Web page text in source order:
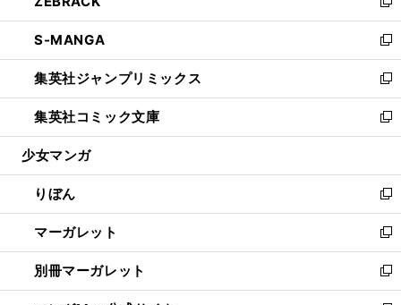
開
く
ウ
で
開
く
ィ
ン
ド
ウ
で
開
く
い
ウ
ィ
ン
ド
ウ
で
開
新
し
い
ウ
ィ
ン
ド
ウ
開
く
S-MANGA
新
し
い
ウ
ィ
ン
ウ
で
開
く
集英社ジャンプリミックス
新
し
い
ウ
ン
ド
ウ
で
開
く
集英社コミック文庫
新
し
ウ
ィ
ン
ド
ウ
で
開
少女マンガ
りぼん
新
し
い
ウ
ィ
ン
マーガレット
新
し
い
ウ
別冊マーガレット
新
し